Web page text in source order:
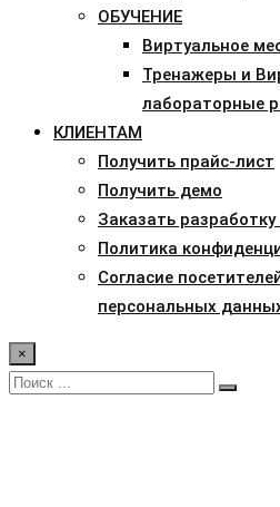
ОБУЧЕНИЕ
Виртуальное
Тренажеры и
лабораторные
КЛИЕНТАМ
Получить прайс-лист
Получить демо
Заказать
Политика
Согласие
персональных
×